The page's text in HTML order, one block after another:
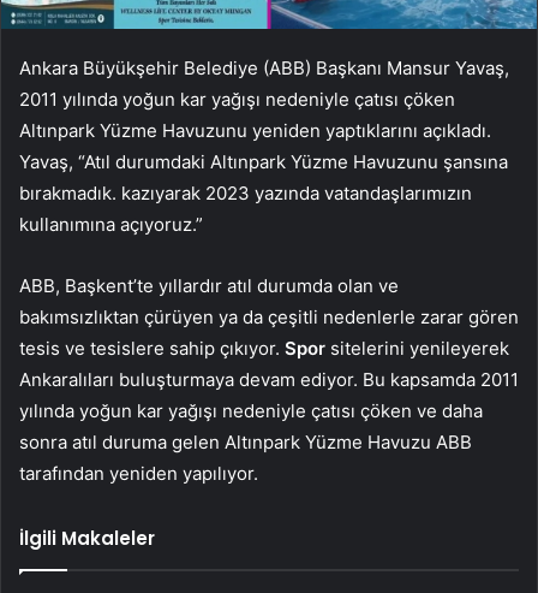
Ankara Büyükşehir Belediye (ABB) Başkanı Mansur Yavaş,
2011 yılında yoğun kar yağışı nedeniyle çatısı çöken
Altınpark Yüzme Havuzunu yeniden yaptıklarını açıkladı.
Yavaş, “Atıl durumdaki Altınpark Yüzme Havuzunu şansına
bırakmadık. kazıyarak 2023 yazında vatandaşlarımızın
kullanımına açıyoruz.”
ABB, Başkent’te yıllardır atıl durumda olan ve
bakımsızlıktan çürüyen ya da çeşitli nedenlerle zarar gören
tesis ve tesislere sahip çıkıyor. Spor sitelerini yenileyerek
Ankaralıları buluşturmaya devam ediyor. Bu kapsamda 2011
yılında yoğun kar yağışı nedeniyle çatısı çöken ve daha
sonra atıl duruma gelen Altınpark Yüzme Havuzu ABB
tarafından yeniden yapılıyor.
İlgili Makaleler